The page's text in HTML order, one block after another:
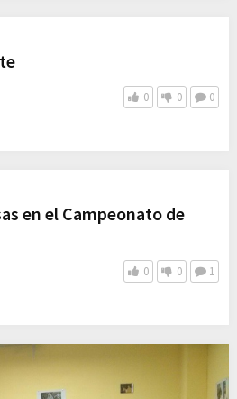
0 0 0
en el Campeonato de
0 0 1